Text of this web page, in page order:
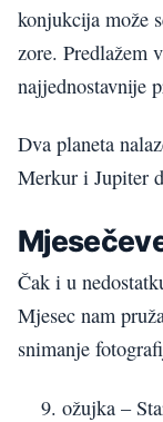
konjukcija može
zore. Predlažem
najjednostavnije
Dva planeta
Merkur i Jupiter
Čak i u
Mjesec nam
snimanje
ožujka –